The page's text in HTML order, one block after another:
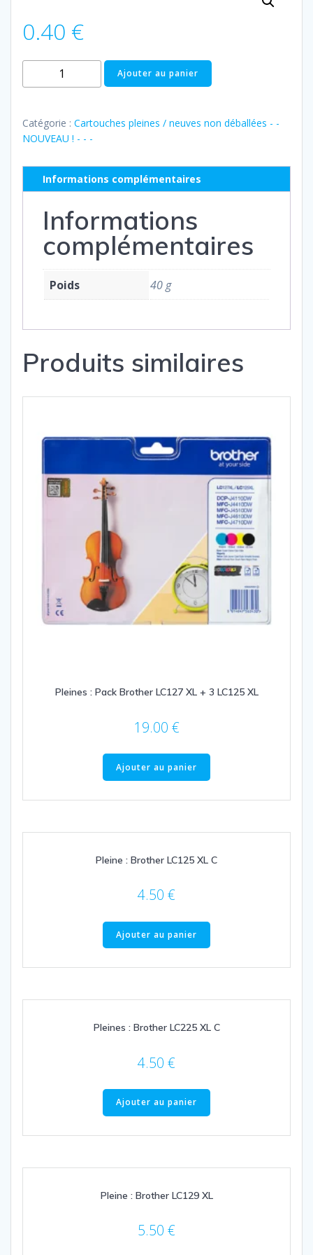
0.40 €
quantité
de
:
Epson
jaune
(série
éléphant)
Ajouter au panier
Catégorie : Cartouches pleines / neuves non déballées - -
NOUVEAU ! - - -
Informations complémentaires
Informations
complémentaires
Poids 40 g
Produits similaires
Pleines : Pack Brother LC127 XL + 3 LC125 XL
19.00 €
Ajouter au panier
Pleine : Brother LC125 XL C
4.50 €
Ajouter au panier
Pleines : Brother LC225 XL C
4.50 €
Ajouter au panier
Pleine : Brother LC129 XL
5.50 €